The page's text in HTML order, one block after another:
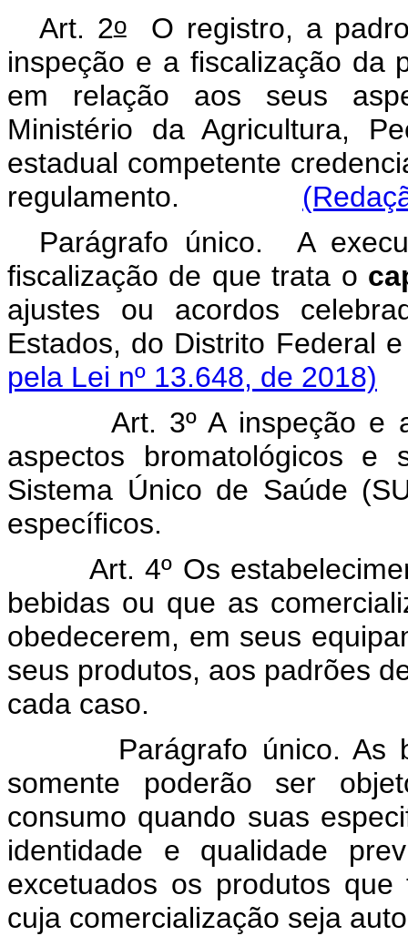
Art. 2oO registro, a
inspeção e a fiscalização da
em relação aos seus
Ministério da Agricultura,
estadual competente
regulamento.
Parágrafo único. A
fiscalização de que trata o
ajustes ou acordos
Estados, do Distrito Federal
pela Lei nº 13.648, de 2018)
Art. 3º A inspeção e
aspectos bromatológicos e
Sistema Único de Saúde
específicos.
Art. 4º Os
bebidas ou que as
obedecerem, em seus
seus produtos, aos padrões
cada caso.
Parágrafo único. As
somente poderão ser
consumo quando suas
identidade e qualidade
excetuados os produtos
cuja comercialização seja